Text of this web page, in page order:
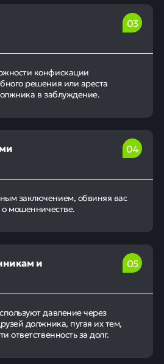
конфискации
решения или ареста
в заблуждение.
03
заключением, обвиняя вас
мошенничестве.
04
и
давление через
должника, пугая их тем,
ответственность за долг.
05